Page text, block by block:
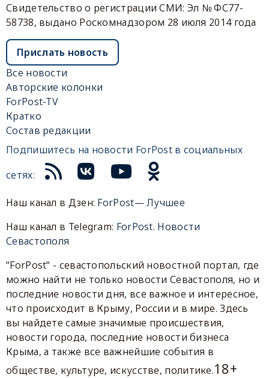
Свидетельство о регистрации СМИ: Эл № ФС77-
58738, выдано Роскомнадзором 28 июля 2014 года
Прислать новость
Все новости
Авторские колонки
ForPost-TV
Кратко
Состав редакции
Подпишитесь на новости ForPost в социальных
сетях:
Наш канал в Дзен: ForPost— Лучшее
Наш канал в Telegram: ForPost. Новости
Севастополя
"ForPost" - севастопольский новостной портал, где
можно найти не только новости Севастополя, но и
последние новости дня, все важное и интересное,
что происходит в Крыму, России и в мире. Здесь
вы найдете самые значимые происшествия,
новости города, последние новости бизнеса
Крыма, а также все важнейшие события в
обществе, культуре, искусстве, политике.18+